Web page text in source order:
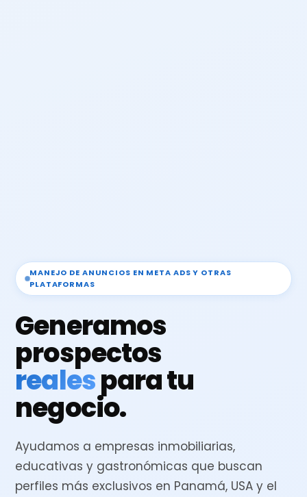
MANEJO DE ANUNCIOS EN META ADS Y OTRAS
PLATAFORMAS
Generamos
prospectos
realespara tu
negocio.
Ayudamos a empresas inmobiliarias,
educativas y gastronómicas que buscan
perfiles más exclusivos en Panamá, USA y el